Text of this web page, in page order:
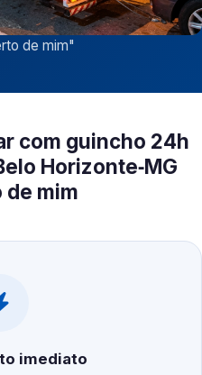
de mim"
com guincho 24h
Horizonte‑MG
de mim
imediato